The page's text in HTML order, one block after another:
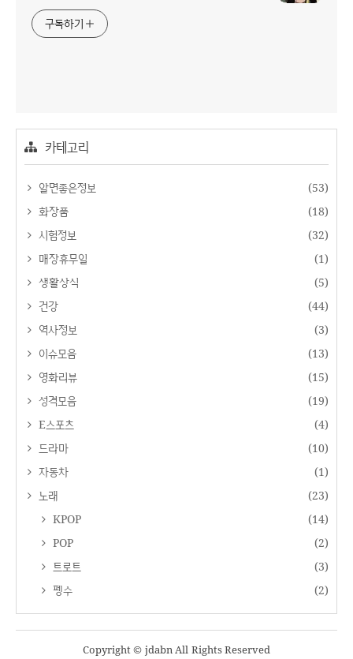
구독하기
카테고리
알면좋은정보
(53)
화장품
(18)
시험정보
(32)
매장휴무일
(1)
생활상식
(5)
건강
(44)
역사정보
(3)
이슈모음
(13)
영화리뷰
(15)
성격모음
(19)
E스포츠
(4)
드라마
(10)
자동차
(1)
노래
(23)
KPOP
(14)
POP
(2)
트로트
(3)
펭수
(2)
Copyright © jdabn All Rights Reserved